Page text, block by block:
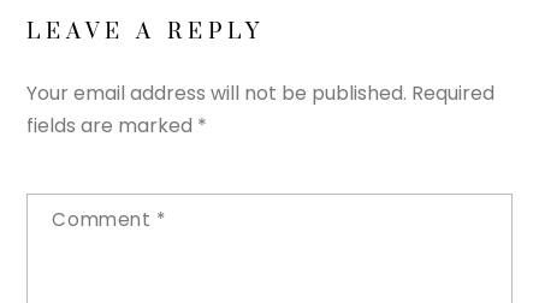
LEAVE A REPLY
Your email address will not be published. Required
fields are marked *
Comment *